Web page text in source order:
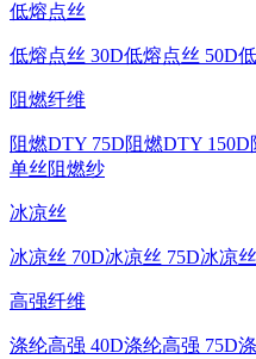
低熔点丝
低熔点丝 30D低熔点丝 50D
阻燃纤维
阻燃DTY 75D阻燃DTY 150D
单丝阻燃纱
冰凉丝
冰凉丝 70D冰凉丝 75D冰凉
高强纤维
涤纶高强 40D涤纶高强 75D